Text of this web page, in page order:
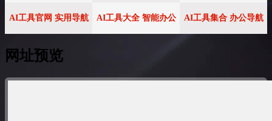
AI工具官网 实用导航 AI工具大全 智能办公 AI工具集合 办公导航
网址预览